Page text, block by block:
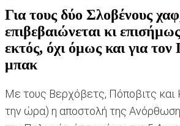
Για τους δύο Σλοβένους
επιβεβαιώνεται κι
εκτός, όχι όμως και για
μπακ
Με τους Βερχόβετς, Πόποβιτς και
την ώρα) η αποστολή της